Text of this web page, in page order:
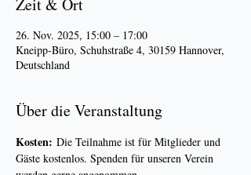
Zeit & Ort
26. Nov. 2025, 15:00 – 17:00
Kneipp-Büro, Schuhstraße 4, 30159 Hannover,
Deutschland
Über die Veranstaltung
Kosten: Die Teilnahme ist für Mitglieder und
Gäste kostenlos. Spenden für unseren Verein